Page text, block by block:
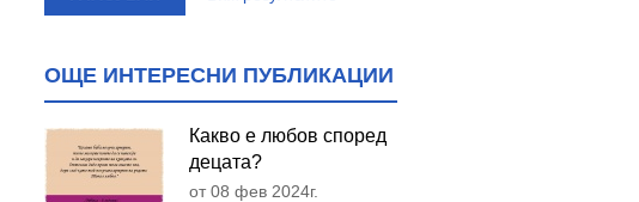
ОЩЕ ИНТЕРЕСНИ ПУБЛИКАЦИИ
Какво е любов според
децата?
от 08 фев 2024г.